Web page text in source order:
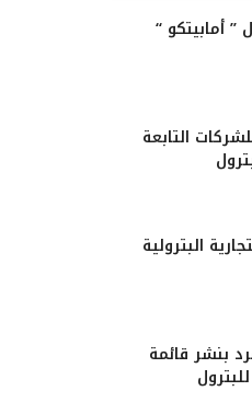
أمابيتكو “
التابعة
البترولية
بنشر قائمة